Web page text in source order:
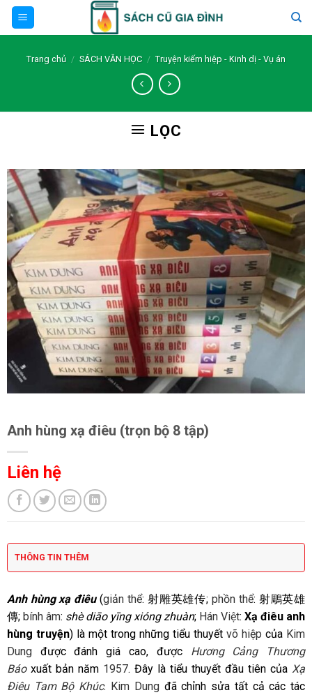
Skip
Trang chủ / SÁCH VĂN HỌC / Truyện kiếm hiệp - Kinh dị - Vụ án
LỌC
Anh hùng xạ điêu (trọn bộ 8 tập)
Liên hệ
THÔNG TIN THÊM
Anh hùng xạ điêu(giản thể: 射雕英雄传;phồn thể: 射鵰英雄
傳; bính âm: shè diāo yīng xióng zhuàn; Hán Việt:Xạ điêu anh
hùng truyện) là một trong những tiểu thuyếtvõ hiệp của Kim
Dungđược đánh giá cao, được Hương Cảng Thương
Báoxuất bản năm 1957. Đây là tiểu thuyết đầu tiên của Xạ
Điêu Tam Bộ Khúc. Kim Dungđã chỉnh sửa tất cả các tác